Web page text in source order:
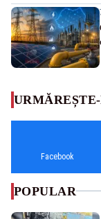
Facebook
POPULAR